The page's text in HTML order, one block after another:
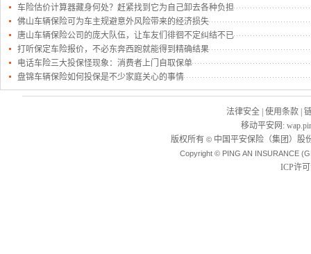
车险估价计算器藏身何处？赶紧找到它为自己卸去各种负担
佛山车辆保险可为车主规避意外风险带来的经济损失
唐山车辆保险公司的庞大队伍，让车友们徘徊不定纠结不已
打听保定车险报价，不必东奔西跑就能得到精确结果
电话车险三大投保怪现象：消费者上门自取保单
盘锦车辆保险如何投保是不少家庭关心的事情
法律安全 使用条款
移动平安网 :
版权所有 ©中国平安保险（集团）股
Copyright © PING AN INSURANCE
ICP许